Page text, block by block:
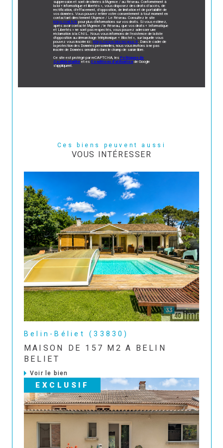
suppression et sont destinées à l'Agence / au Réseau. Conformément à
la loi « informatique et libertés », vous disposez des droits d’accès, de
rectification, d’effacement, d’opposition, de limitation et de portabilité de
vos données. Vous pouvez retirer votre consentement à tout moment en
contactant directement l’Agence / Le Réseau. Consultez le site
https://cnil.fr/fr pour plus d’informations sur vos droits. Si vous estimez,
après avoir contacté l'Agence / le Réseau, que vos droits « Informatique
et Libertés » ne sont pas respectés, vous pouvez adresser une
réclamation à la CNIL. Nous vous informons de l’existence de la liste
d'opposition au démarchage téléphonique « Bloctel », sur laquelle vous
pouvez vous inscrire ici :https://www.bloctel.gouv.fr. Dans le cadre de
la protection des Données personnelles, nous vous invitons à ne pas
inscrire de Données sensibles dans le champ de saisie libre.
Ce site est protégé par reCAPTCHA, lesPolitiques de
Confidentialité et es Conditions d'utilisation de Google
s'appliquent.
Ces biens peuvent aussi
VOUS INTÉRESSER
Belin-Béliet (33830)
MAISON DE 157 M2 A BELIN
BELIET
Voir le bien
EXCLUSIF